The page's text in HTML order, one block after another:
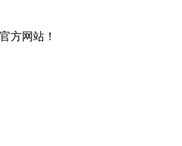
方网站！